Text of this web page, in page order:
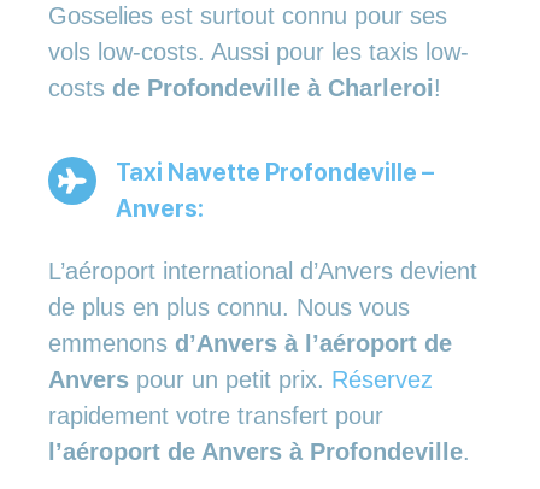
Gosselies est surtout connu pour ses
vols low-costs. Aussi pour les taxis low-
costs de Profondeville à Charleroi!
Taxi Navette Profondeville –
Anvers:
L’aéroport international d’Anvers devient
de plus en plus connu. Nous vous
emmenons d’Anvers à l’aéroport de
Anvers pour un petit prix. Réservez
rapidement votre transfert pour
l’aéroport de Anvers à Profondeville.